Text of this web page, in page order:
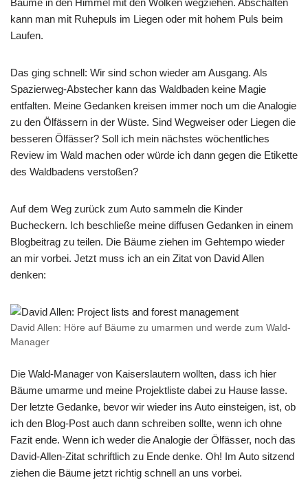
Bäume in den Himmel mit den Wolken wegziehen. Abschalten
kann man mit Ruhepuls im Liegen oder mit hohem Puls beim
Laufen.
Das ging schnell: Wir sind schon wieder am Ausgang. Als
Spazierweg-Abstecher kann das Waldbaden keine Magie
entfalten. Meine Gedanken kreisen immer noch um die Analogie
zu den Ölfässern in der Wüste. Sind Wegweiser oder Liegen die
besseren Ölfässer? Soll ich mein nächstes wöchentliches
Review im Wald machen oder würde ich dann gegen die Etikette
des Waldbadens verstoßen?
Auf dem Weg zurück zum Auto sammeln die Kinder
Bucheckern. Ich beschließe meine diffusen Gedanken in einem
Blogbeitrag zu teilen. Die Bäume ziehen im Gehtempo wieder
an mir vorbei. Jetzt muss ich an ein Zitat von David Allen
denken:
David Allen: Höre auf Bäume zu umarmen und werde zum Wald-
Manager
Die Wald-Manager von Kaiserslautern wollten, dass ich hier
Bäume umarme und meine Projektliste dabei zu Hause lasse.
Der letzte Gedanke, bevor wir wieder ins Auto einsteigen, ist, ob
ich den Blog-Post auch dann schreiben sollte, wenn ich ohne
Fazit ende. Wenn ich weder die Analogie der Ölfässer, noch das
David-Allen-Zitat schriftlich zu Ende denke. Oh! Im Auto sitzend
ziehen die Bäume jetzt richtig schnell an uns vorbei.